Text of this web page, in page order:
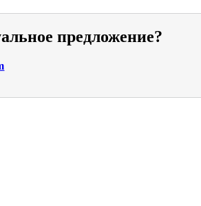
предложение?